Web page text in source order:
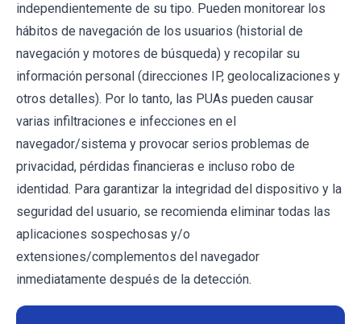
independientemente de su tipo. Pueden monitorear los
hábitos de navegación de los usuarios (historial de
navegación y motores de búsqueda) y recopilar su
información personal (direcciones IP, geolocalizaciones y
otros detalles). Por lo tanto, las PUAs pueden causar
varias infiltraciones e infecciones en el
navegador/sistema y provocar serios problemas de
privacidad, pérdidas financieras e incluso robo de
identidad. Para garantizar la integridad del dispositivo y la
seguridad del usuario, se recomienda eliminar todas las
aplicaciones sospechosas y/o
extensiones/complementos del navegador
inmediatamente después de la detección.